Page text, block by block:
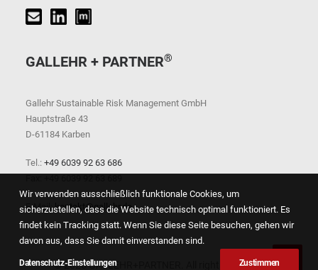
GALLEHR + PARTNER®
Gallehr Sustainable Risk Management GmbH
Hauptstraße 43
D-61184 Karben
Tel.: +49 6039 92 63 686
E-Mail:kontakt@gallehr.de
© 2026 GALLEHR+PARTNER. All rights reserved
Wir verwenden ausschließlich funktionale Cookies, um
sicherzustellen, dass die Website technisch optimal funktioniert. Es
findet kein Tracking statt. Wenn Sie diese Seite besuchen, gehen wir
davon aus, dass Sie damit einverstanden sind.
Datenschutz-Einstellungen Zustimmen